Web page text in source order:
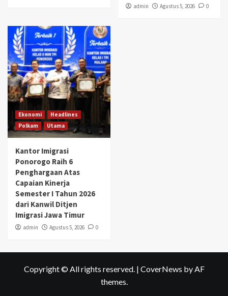
admin Agustus 5, 2026 0
Ekonomi
Headlines
Polkam
Utama
Kantor Imigrasi
Ponorogo Raih 6
Penghargaan Atas
Capaian Kinerja
Semester I Tahun 2026
dari Kanwil Ditjen
Imigrasi Jawa Timur
admin Agustus 5, 2026 0
Copyright © All rights reserved. | CoverNews by AF
themes.